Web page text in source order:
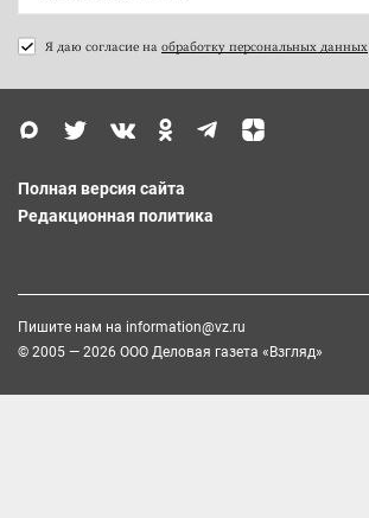
Я даю согласие на обработку персональных данных
Полная версия сайта
Редакционная политика
Пишите нам на information@vz.ru
© 2005 — 2026 ООО Деловая газета «Взгляд»